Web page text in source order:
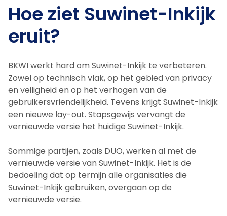
Hoe ziet Suwinet-Inkijk
eruit?
BKWI werkt hard om Suwinet-Inkijk te verbeteren.
Zowel op technisch vlak, op het gebied van privacy
en veiligheid en op het verhogen van de
gebruikersvriendelijkheid. Tevens krijgt Suwinet-Inkijk
een nieuwe lay-out. Stapsgewijs vervangt de
vernieuwde versie het huidige Suwinet-Inkijk.
Sommige partijen, zoals DUO, werken al met de
vernieuwde versie van Suwinet-Inkijk. Het is de
bedoeling dat op termijn alle organisaties die
Suwinet-Inkijk gebruiken, overgaan op de
vernieuwde versie.